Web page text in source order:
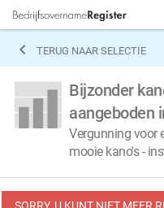
 TERUG NAAR SELECTIE
Bijzonder
aangeboden
Vergunning voor
mooie kano's -